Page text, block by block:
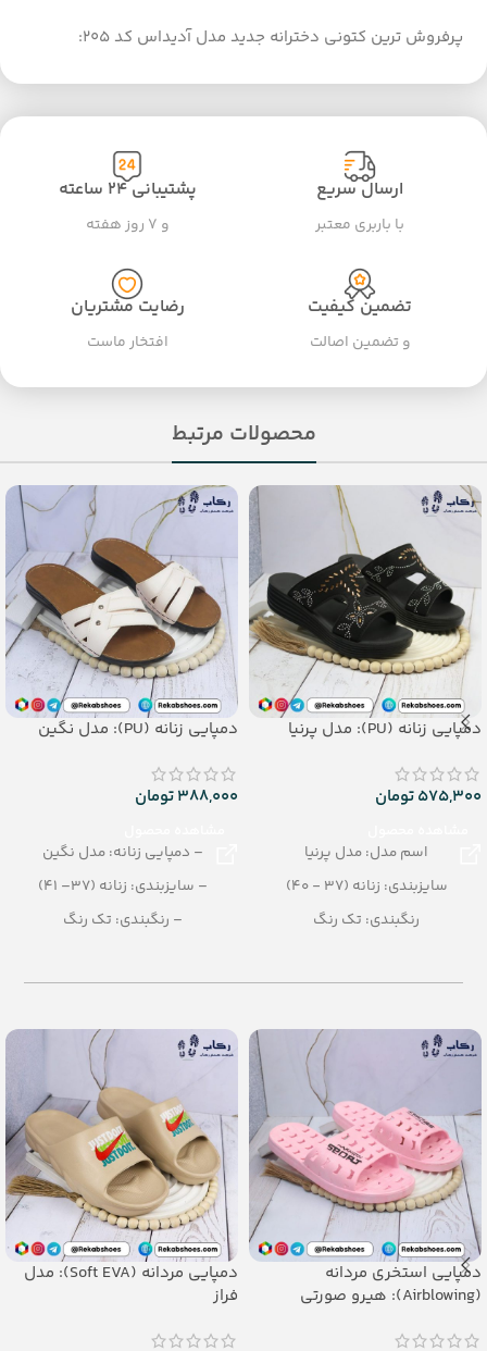
پرفروش ترین کتونی دخترانه جدید مدل آدیداس کد 205:
ارسال سریع
با باربری معتبر
پشتیبانی ۲۴ ساعته
و ۷ روز هفته
تضمین کیفیت
و تضمین اصالت
رضایت مشتریان
افتخار ماست
محصولات مرتبط
دمپایی زنانه (PU): مدل پرنیا
575,300تومان
اسم مدل: مدل پرنیا
سایزبندی: زنانه (37 - 40)
رنگبندی: تک رنگ
جنس: PU
دمپایی زنانه (PU): مدل نگین
388,000تومان
– دمپایی زنانه: مدل نگین
– سایزبندی: زنانه (37– 41)
– رنگبندی: تک رنگ
کالباسی)
– جنس: PU
دمپایی استخری مردانه
(Airblowing): هیرو صورتی
دمپایی مردانه (Soft EVA): مدل
فراز